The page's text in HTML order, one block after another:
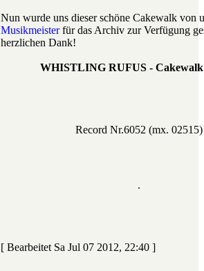
Nun wurde uns dieser schöne Cakewalk von
Musikmeisterfür das Archiv zur Verfügung
herzlichen Dank!
WHISTLING RUFUS - Cakewalk
Record Nr.6052 (mx. 02515)
.
[ Bearbeitet Sa Jul 07 2012, 22:40 ]